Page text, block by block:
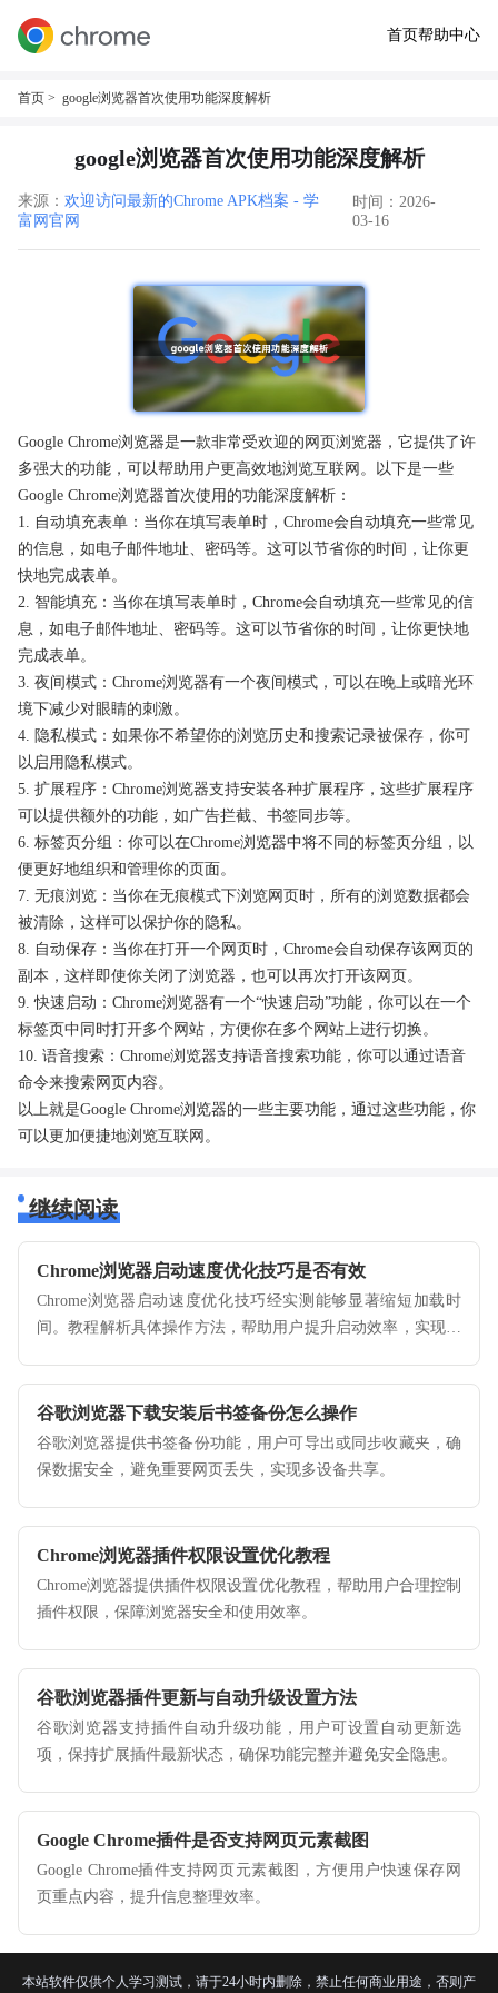
首页帮助中心
首页 > google浏览器首次使用功能深度解析
google浏览器首次使用功能深度解析
来源： 欢迎访问最新的Chrome APK档案 - 学
富网官网
时间：2026-
03-16
Google Chrome浏览器是一款非常受欢迎的网页浏览器，它提供了许
多强大的功能，可以帮助用户更高效地浏览互联网。以下是一些
Google Chrome浏览器首次使用的功能深度解析：
1. 自动填充表单：当你在填写表单时，Chrome会自动填充一些常见
的信息，如电子邮件地址、密码等。这可以节省你的时间，让你更
快地完成表单。
2. 智能填充：当你在填写表单时，Chrome会自动填充一些常见的信
息，如电子邮件地址、密码等。这可以节省你的时间，让你更快地
完成表单。
3. 夜间模式：Chrome浏览器有一个夜间模式，可以在晚上或暗光环
境下减少对眼睛的刺激。
4. 隐私模式：如果你不希望你的浏览历史和搜索记录被保存，你可
以启用隐私模式。
5. 扩展程序：Chrome浏览器支持安装各种扩展程序，这些扩展程序
可以提供额外的功能，如广告拦截、书签同步等。
6. 标签页分组：你可以在Chrome浏览器中将不同的标签页分组，以
便更好地组织和管理你的页面。
7. 无痕浏览：当你在无痕模式下浏览网页时，所有的浏览数据都会
被清除，这样可以保护你的隐私。
8. 自动保存：当你在打开一个网页时，Chrome会自动保存该网页的
副本，这样即使你关闭了浏览器，也可以再次打开该网页。
9. 快速启动：Chrome浏览器有一个“快速启动”功能，你可以在一个
标签页中同时打开多个网站，方便你在多个网站上进行切换。
10. 语音搜索：Chrome浏览器支持语音搜索功能，你可以通过语音
命令来搜索网页内容。
以上就是Google Chrome浏览器的一些主要功能，通过这些功能，你
可以更加便捷地浏览互联网。
继续阅读
Chrome浏览器启动速度优化技巧是否有效
Chrome浏览器启动速度优化技巧经实测能够显著缩短加载时
间。教程解析具体操作方法，帮助用户提升启动效率，实现流
谷歌浏览器下载安装后书签备份怎么操作
谷歌浏览器提供书签备份功能，用户可导出或同步收藏夹，确
保数据安全，避免重要网页丢失，实现多设备共享。
Chrome浏览器插件权限设置优化教程
Chrome浏览器提供插件权限设置优化教程，帮助用户合理控制
插件权限，保障浏览器安全和使用效率。
谷歌浏览器插件更新与自动升级设置方法
谷歌浏览器支持插件自动升级功能，用户可设置自动更新选
项，保持扩展插件最新状态，确保功能完整并避免安全隐患。
Google Chrome插件是否支持网页元素截图
Google Chrome插件支持网页元素截图，方便用户快速保存网
页重点内容，提升信息整理效率。
本站软件仅供个人学习测试，请于24小时内删除，禁止任何商业用途，否则产